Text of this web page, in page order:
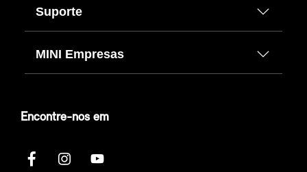
Suporte
MINI Empresas
Encontre-nos em